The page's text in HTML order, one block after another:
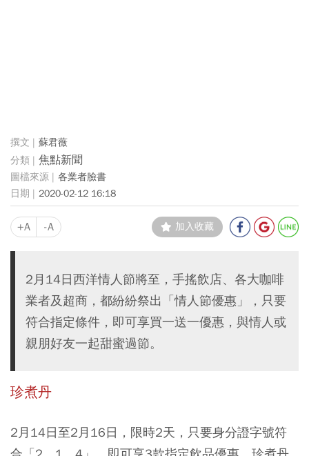
蘇君薇
焦點新聞
各業者臉書
2020-02-12 16:18
+A -A 加入收藏
2月14日西洋情人節將至，手搖飲店、各大咖啡
業者及超商，都紛紛祭出「情人節優惠」，只要
符合指定條件，即可享買一送一優惠，與情人或
親朋好友一起甜蜜過節。
珍煮丹
2月14日至2月16日，限時2天，只要身分證字號符